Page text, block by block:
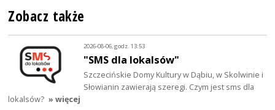
Zobacz także
2026-08-06, godz. 13:53
"SMS dla lokalsów"
Szczecińskie Domy Kultury w Dąbiu, w Skolwinie i
Słowianin zawierają szeregi. Czym jest sms dla
lokalsów? » więcej